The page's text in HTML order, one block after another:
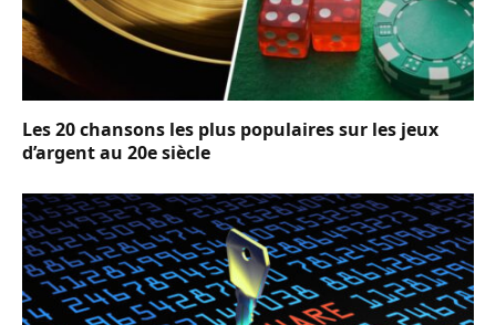
Les 20 chansons les plus populaires sur les jeux
d’argent au 20e siècle